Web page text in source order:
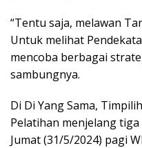
“Tentu saja, melawan
Untuk melihat
mencoba berbagai
sambungnya.
Di Di Yang Sama,
Pelatihan menjelang
Jumat (31/5/2024) pagi